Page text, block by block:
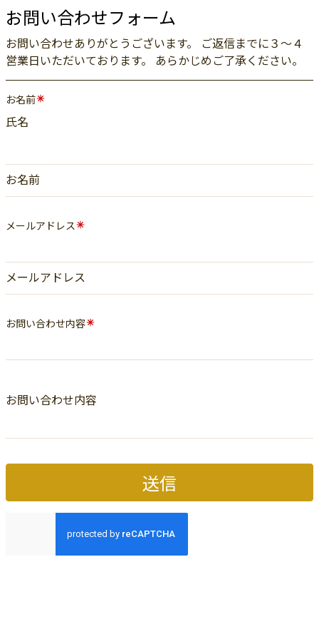
お問い合わせフォーム
お問い合わせありがとうございます。 ご返信までに３〜４
営業日いただいております。 あらかじめご了承ください。
お名前
氏名
お名前
メールアドレス
メールアドレス
お問い合わせ内容
お問い合わせ内容
送信